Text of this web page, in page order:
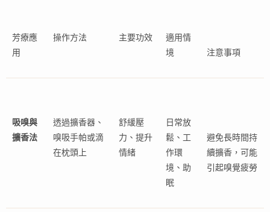
芳療應
用
操作方法 主要功效
適用情
境
注意事項
吸嗅與
擴香法
透過擴香器、
嗅吸手帕或滴
在枕頭上
舒緩壓
力、提升
情緒
日常放
鬆、工
作環
境、助
眠
避免長時間持
續擴香，可能
引起嗅覺疲勞